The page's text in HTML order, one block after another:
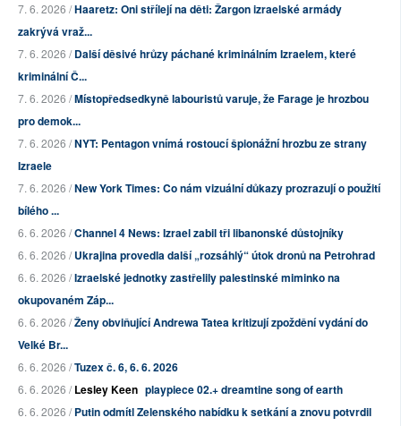
7. 6. 2026 /Haaretz: Oni střílejí na děti: Žargon izraelské armády
zakrývá vraž...
7. 6. 2026 /Další děsivé hrůzy páchané kriminálním Izraelem, které
kriminální Č...
7. 6. 2026 /Místopředsedkyně labouristů varuje, že Farage je hrozbou
pro demok...
7. 6. 2026 /NYT: Pentagon vnímá rostoucí špionážní hrozbu ze strany
Izraele
7. 6. 2026 /New York Times: Co nám vizuální důkazy prozrazují o použití
bílého ...
6. 6. 2026 /Channel 4 News: Izrael zabil tři libanonské důstojníky
6. 6. 2026 /Ukrajina provedla další „rozsáhlý“ útok dronů na Petrohrad
6. 6. 2026 /Izraelské jednotky zastřelily palestinské miminko na
okupovaném Záp...
6. 6. 2026 /Ženy obviňující Andrewa Tatea kritizují zpoždění vydání do
Velké Br...
6. 6. 2026 /Tuzex č. 6, 6. 6. 2026
6. 6. 2026 /Lesley Keen playpiece 02.+ dreamtine song of earth
6. 6. 2026 /Putin odmítl Zelenského nabídku k setkání a znovu potvrdil